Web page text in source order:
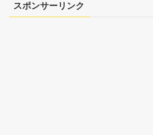
スポンサーリンク